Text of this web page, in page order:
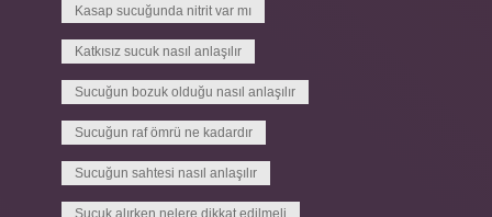
Kasap sucuğunda nitrit var mı
Katkısız sucuk nasıl anlaşılır
Sucuğun bozuk olduğu nasıl anlaşılır
Sucuğun raf ömrü ne kadardır
Sucuğun sahtesi nasıl anlaşılır
Sucuk alırken nelere dikkat edilmeli